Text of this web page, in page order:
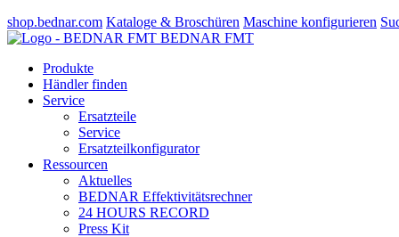
shop.bednar.com Kataloge & Broschüren Maschine konfigurieren
BEDNAR FMT
Produkte
Händler finden
Service
Ersatzteile
Service
Ersatzteilkonfigurator
Ressourcen
Aktuelles
BEDNAR Effektivitätsrechner
24 HOURS RECORD
Press Kit